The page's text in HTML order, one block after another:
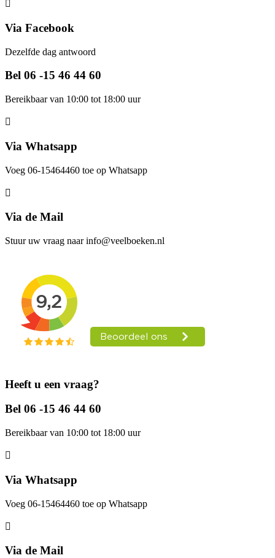
Via Facebook
Dezelfde dag antwoord
Bel 06 -15 46 44 60
Bereikbaar van 10:00 tot 18:00 uur
Via Whatsapp
Voeg 06-15464460 toe op Whatsapp
Via de Mail
Stuur uw vraag naar info@veelboeken.nl
Heeft u een vraag?
Bel 06 -15 46 44 60
Bereikbaar van 10:00 tot 18:00 uur
Via Whatsapp
Voeg 06-15464460 toe op Whatsapp
Via de Mail